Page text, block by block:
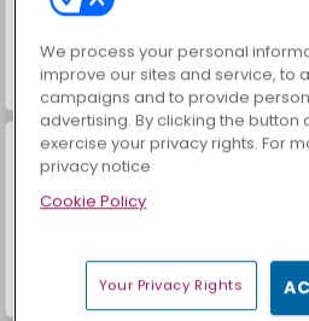
2048 Ejderha Adası
Rakam Çiğnem: Çarpma
We process your personal
improve our sites and service, to
campaigns and to provide
advertising. By clicking the button
exercise your privacy rights. For
privacy notice
Cookie Policy
Your Privacy Rights